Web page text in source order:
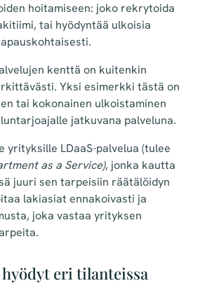
hoitamiseen: joko rekrytoida
tai hyödyntää ulkoisia
kenttä on kuitenkin
Yksi esimerkki tästä on
tai kokonainen ulkoistaminen
jatkuvana palveluna.
yrityksille LDaaS-palvelua (tulee
as a Service), jonka kautta
juuri sen tarpeisiin räätälöidyn
lakiasiat ennakoivasti ja
joka vastaa yrityksen
eri tilanteissa